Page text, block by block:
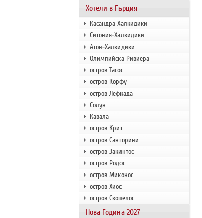
Хотели в Гърция
Касандра Халкидики
Ситония-Халкидики
Атон-Халкидики
Олимпийска Ривиера
остров Тасос
остров Корфу
остров Лефкада
Солун
Кавала
остров Крит
остров Санторини
остров Закинтос
остров Родос
остров Миконос
остров Хиос
остров Скопелос
Нова Година 2027